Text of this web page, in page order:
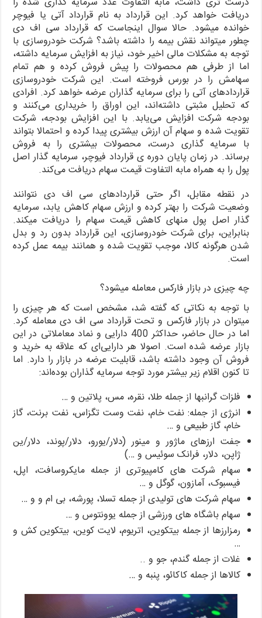
دریافت خواهد کرد. این قرارداد به نام قرارداد آتی یا فیوچر
خوانده میشود. حالا سوال اینجاست که قرارداد سی اف دی
چطور میتواند نقش بیمه را داشته باشد؟ شرکت خودروسازی با
توجه به مشکلات مالی اخیر خود، نیاز به افزایش سرمایه داشته،
اما از طرفی هم محصولات را پیش فروش کرده و هم تمام
سهامش را در بورس فروخته است. این شرکت خودروسازی
قراردادهای آتی را برای سرمایه گذاران عرضه خواهد کرد. افرادی
که تحلیل مثبتی داشته‌اند، این اوراق را خریداری می‌کنند و
بودجه شرکت افزایش می‌یابد. با این افزایش بودجه، شرکت
تقویت شده و سهام آن ارزش بیشتری پیدا کرده و احتمالا بتواند
با سرمایه گذاری درست، محصولات بیشتری را به فروش
برساند. در زمان پایان دوره ی قرارداد فیوچر، سرمایه گذار اصل
پول را به همراه مابه التفاوت قیمت سهام دریافت می‌کند.
در نقطه مقابل، اگر حتی قراردادهای سی اف دی نتوانند
وضعیت شرکت را بهتر کرده و ارزش سهام کاهش یابد، سرمایه
گذار اصل پول منهای کاهش قیمت سهام را دریافت میکند.
بنابراین، برای شرکت خودروسازی، این قرارداد بدون رد و بدل
شدن هرگونه کالا، موجب تقویت شده و همانند بیمه عمل کرده
است.
چه چیزی در بازار فارکس معامله میشود؟
با توجه به نکاتی که گفته شد، مشخص است که هر چیزی را
میتوان در بازار فارکس و تحت قرارداد سی اف دی معامله کرد.
اما در حال حاضر، حداکثر 400 دارایی و نماد معاملاتی در این
بازار عرضه شده است. اصولا هر دارایی‌ای که علاقه به خرید و
فروش آن وجود داشته باشد، قابلیت عرضه در بازار را دارد. اما
تا کنون اقلام زیر بیشتر مورد توجه سرمایه گذاران بوده‌اند:
فلزات گرانبها از جمله طلا، نقره، مس، پلاتین و …
انرژی از جمله: نفت خام، نفت وست تگزاس، نفت برنت، گاز
خام، گاز طبیعی و …
جفت ارزهای ماژور و مینور (دلار/یورو، دلار/پوند، دلار/ین
ژاپن، دلار، فرانک سوئیس و …)
سهام شرکت های کامپیوتری از جمله مایکروسافت، اپل،
فیسبوک، آمازون، گوگل و …
سهام شرکت های تولیدی از جمله تسلا، پورشه، بی ام و و …
سهام باشگاه های ورزشی از جمله یوونتوس و …
رمزارزها از جمله بیتکوین، اتریوم، لایت کوین، بیتکوین کش و
…
غلات از جمله گندم، جو و ..
کالاها از جمله کاکائو، پنبه و …